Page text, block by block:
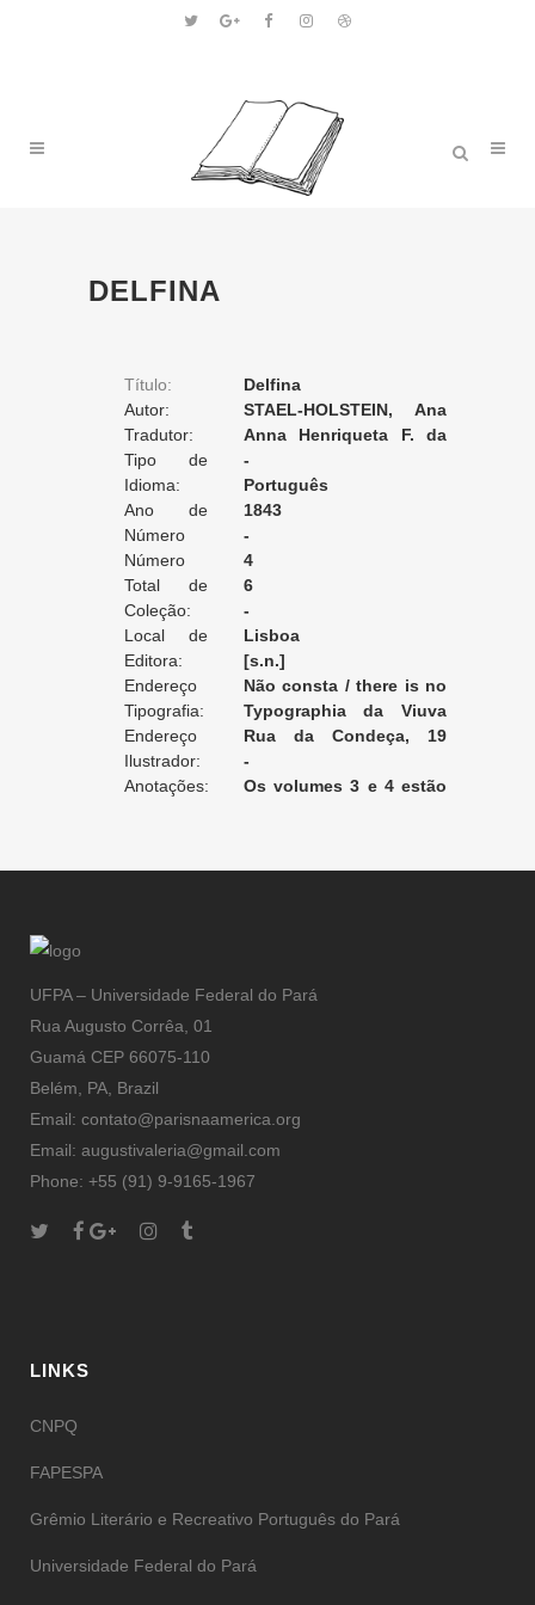
DELFINA
Título:
Delfina
Autor:
STAEL-HOLSTEIN, Ana
Luiza Germana Necker
(Anne-Louise Germaine
Necker)
Tradutor:
Anna Henriqueta F. da
Motta e Silva
Tipo de
Tradução:
-
Idioma:
Português
Ano de
Edição:
1843
Número
da Edição:
-
Número
do Volume:
4
Total de
Volumes:
6
Coleção:
-
Local de
Edição:
Lisboa
Editora:
[s.n.]
Endereço
da Editora:
Não consta / there is no
record / non enregistré
Tipografia:
Typographia da Viuva
Rodrigues
Endereço
da Tipografia:
Rua da Condeça, 19
[Lisboa]
Ilustrador:
-
Anotações:
Os volumes 3 e 4 estão
UFPA – Universidade Federal do Pará
Rua Augusto Corrêa, 01
Guamá CEP 66075-110
Belém, PA, Brazil
Email: contato@parisnaamerica.org
Email: augustivaleria@gmail.com
Phone: +55 (91) 9-9165-1967
LINKS
CNPQ
FAPESPA
Grêmio Literário e Recreativo Português do Pará
Universidade Federal do Pará